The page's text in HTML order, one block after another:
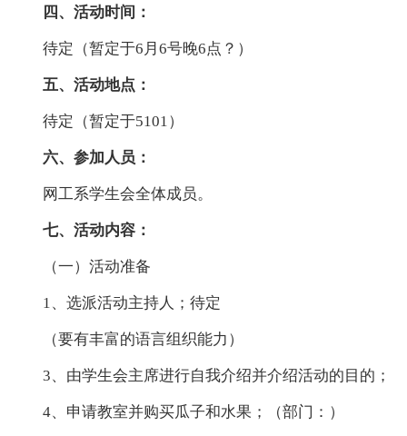
四、活动时间：
待定（暂定于6月6号晚6点？）
五、活动地点：
待定（暂定于5101）
六、参加人员：
网工系学生会全体成员。
七、活动内容：
（一）活动准备
1、选派活动主持人；待定
（要有丰富的语言组织能力）
3、由学生会主席进行自我介绍并介绍活动的目的；
4、申请教室并购买瓜子和水果；（部门：）